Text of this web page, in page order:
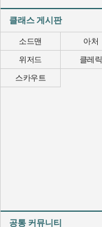
클래스 게시판
소드맨
아처
위저드
클레릭
스카우트
공통 커뮤니티